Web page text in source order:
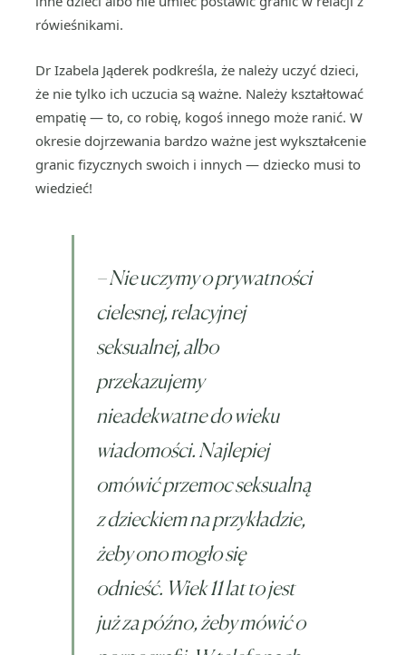
rówieśnikami.
Dr Izabela Jąderek podkreśla, że należy uczyć dzieci,
że nie tylko ich uczucia są ważne. Należy kształtować
empatię — to, co robię, kogoś innego może ranić. W
okresie dojrzewania bardzo ważne jest wykształcenie
granic fizycznych swoich i innych — dziecko musi to
wiedzieć!
– Nie uczymy o prywatności
cielesnej, relacyjnej
seksualnej, albo
przekazujemy
nieadekwatne do wieku
wiadomości. Najlepiej
omówić przemoc seksualną
z dzieckiem na przykładzie,
żeby ono mogło się
odnieść. Wiek 11 lat to jest
już za późno, żeby mówić o